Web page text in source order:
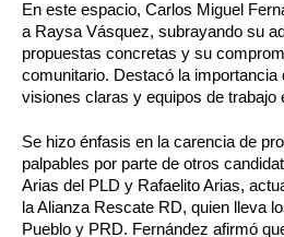
En este espacio, Carlos Miguel
a Raysa Vásquez, subrayando su
propuestas concretas y su
comunitario. Destacó la importancia
visiones claras y equipos de trabajo
Se hizo énfasis en la carencia de
palpables por parte de otros
Arias del PLD y Rafaelito Arias,
la Alianza Rescate RD, quien lleva
Pueblo y PRD. Fernández afirmó